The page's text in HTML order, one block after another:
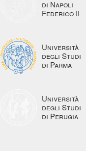
di Napoli
Federico II
Università
degli Studi
di Parma
Università
degli Studi
di Perugia